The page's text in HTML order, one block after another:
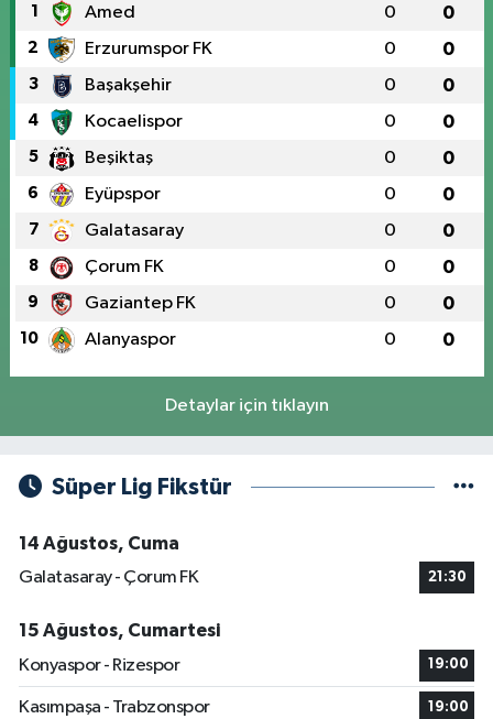
1 Amed 0 0
2 Erzurumspor FK 0 0
3 Başakşehir 0 0
4 Kocaelispor 0 0
5 Beşiktaş 0 0
6 Eyüpspor 0 0
7 Galatasaray 0 0
8 Çorum FK 0 0
9 Gaziantep FK 0 0
10 Alanyaspor 0 0
Detaylar için tıklayın
Süper Lig Fikstür
14 Ağustos, Cuma
Galatasaray - Çorum FK
21:30
15 Ağustos, Cumartesi
Konyaspor - Rizespor
19:00
Kasımpaşa - Trabzonspor 19:00